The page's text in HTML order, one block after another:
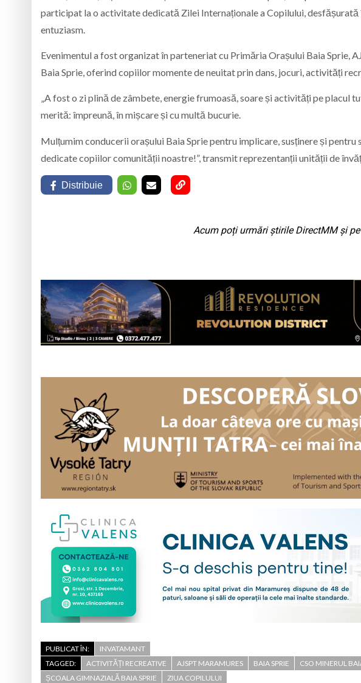
participat la o activitate dedicată Zilei Internaționale a Copilului,
entuziasm.
Evenimentul a fost organizat în parteneriat cu Primăria Orașului Baia Sprie,
Baia Sprie, oferind copiilor momente de neuitat prin dans, jocuri, activități
„A fost o zi plină de zâmbete, energie frumoasă, soare și activități pe placul
merită: împreună, în mișcare și cu multă bucurie.
Mulțumim conducerii orașului Baia Sprie pentru implicare, susținere și
dedicate copiilor comunității noastre!”, transmit reprezentanții unității de
Distribuie
Acum poți urmări știrile DirectMM și pe
PUBLICAT ÎN:
INVATAMANT
TAGGED:
ACTIVITĂȚI RECREATIVE AJSPT MARAMURES BAIA SPRIE CSO MINERUL
ȘCOALA GIMNAZIALĂ BAIA SPRIE
ZIUA COPILULUI